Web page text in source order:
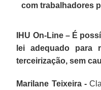
com trabalhadores
IHU On-Line – É
lei adequado para
terceirização, sem
Marilane Teixeira -